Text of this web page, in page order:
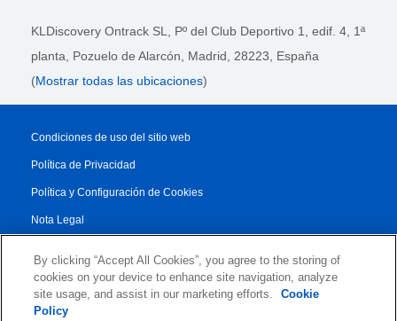
KLDiscovery Ontrack SL, Pº del Club Deportivo 1, edif. 4, 1ª
planta, Pozuelo de Alarcón, Madrid, 28223, España
(Mostrar todas las ubicaciones)
Condiciones de uso del sitio web
Política de Privacidad
Política y Configuración de Cookies
Nota Legal
Condiciones Generales
Authorised Partner Agreement
By clicking “Accept All Cookies”, you agree to the storing of
cookies on your device to enhance site navigation, analyze
site usage, and assist in our marketing efforts.
Cookie
Policy